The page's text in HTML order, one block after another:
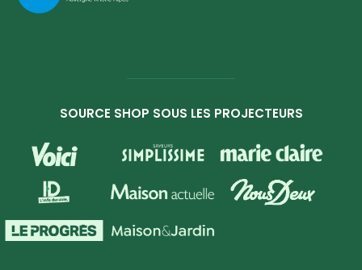
SOURCE SHOP SOUS LES PROJECTEURS